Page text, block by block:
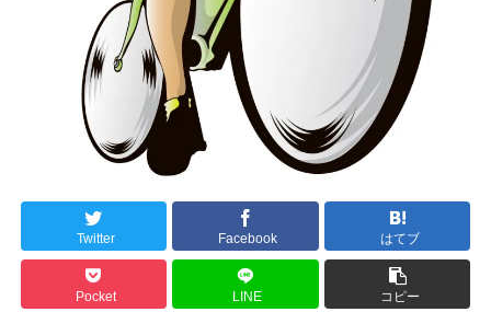
Twitter Facebook はてブ
Pocket LINE コピー